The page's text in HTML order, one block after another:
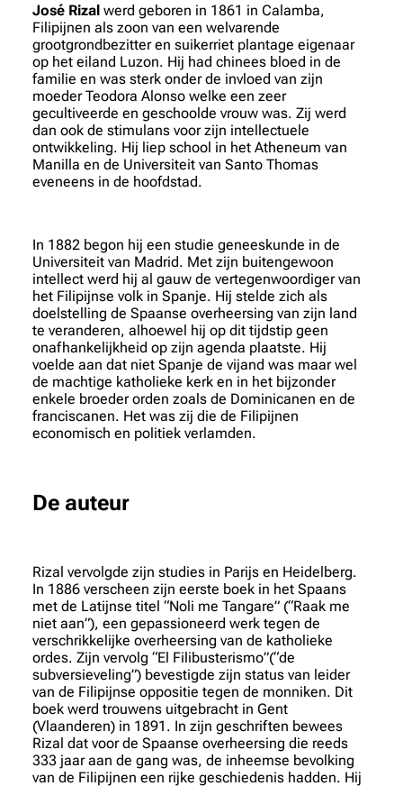
José Rizal werd geboren in 1861 in Calamba,
Filipijnen als zoon van een welvarende
grootgrondbezitter en suikerriet plantage eigenaar
op het eiland Luzon. Hij had chinees bloed in de
familie en was sterk onder de invloed van zijn
moeder Teodora Alonso welke een zeer
gecultiveerde en geschoolde vrouw was. Zij werd
dan ook de stimulans voor zijn intellectuele
ontwikkeling. Hij liep school in het Atheneum van
Manilla en de Universiteit van Santo Thomas
eveneens in de hoofdstad.
In 1882 begon hij een studie geneeskunde in de
Universiteit van Madrid. Met zijn buitengewoon
intellect werd hij al gauw de vertegenwoordiger van
het Filipijnse volk in Spanje. Hij stelde zich als
doelstelling de Spaanse overheersing van zijn land
te veranderen, alhoewel hij op dit tijdstip geen
onafhankelijkheid op zijn agenda plaatste. Hij
voelde aan dat niet Spanje de vijand was maar wel
de machtige katholieke kerk en in het bijzonder
enkele broeder orden zoals de Dominicanen en de
franciscanen. Het was zij die de Filipijnen
economisch en politiek verlamden.
De auteur
Rizal vervolgde zijn studies in Parijs en Heidelberg.
In 1886 verscheen zijn eerste boek in het Spaans
met de Latijnse titel “Noli me Tangare” (“Raak me
niet aan”), een gepassioneerd werk tegen de
verschrikkelijke overheersing van de katholieke
ordes. Zijn vervolg “El Filibusterismo”(“de
subversieveling”) bevestigde zijn status van leider
van de Filipijnse oppositie tegen de monniken. Dit
boek werd trouwens uitgebracht in Gent
(Vlaanderen) in 1891. In zijn geschriften bewees
Rizal dat voor de Spaanse overheersing die reeds
333 jaar aan de gang was, de inheemse bevolking
van de Filipijnen een rijke geschiedenis hadden. Hij